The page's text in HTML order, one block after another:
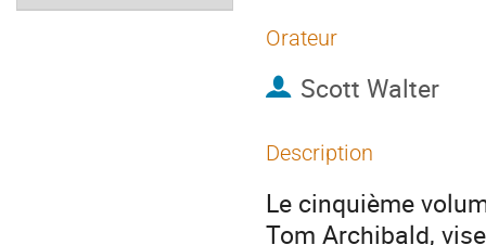
Orateur
Scott Walter
Description
Le cinquième
Tom Archibald,